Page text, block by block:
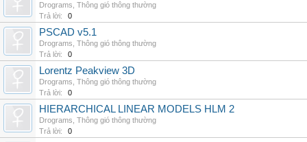
Drograms Thông gió thông thường
Trả lời:
0
PSCAD v5.1
Drograms Thông gió thông thường
Trả lời:
0
Lorentz Peakview 3D
Drograms Thông gió thông thường
Trả lời:
0
HIERARCHICAL LINEAR MODELS HLM 2
Drograms Thông gió thông thường
Trả lời:
0